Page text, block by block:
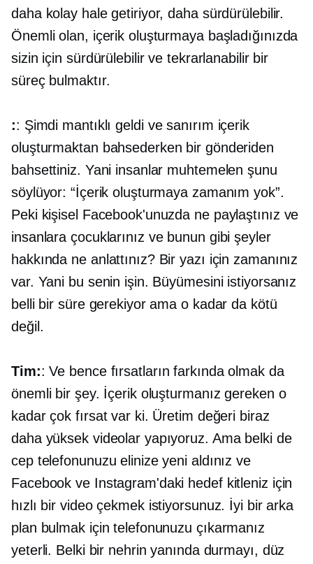
daha kolay hale getiriyor, daha sürdürülebilir.
Önemli olan, içerik oluşturmaya başladığınızda
sizin için sürdürülebilir ve tekrarlanabilir bir
süreç bulmaktır.
:: Şimdi mantıklı geldi ve sanırım içerik
oluşturmaktan bahsederken bir gönderiden
bahsettiniz. Yani insanlar muhtemelen şunu
söylüyor: “İçerik oluşturmaya zamanım yok”.
Peki kişisel Facebook'unuzda ne paylaştınız ve
insanlara çocuklarınız ve bunun gibi şeyler
hakkında ne anlattınız? Bir yazı için zamanınız
var. Yani bu senin işin. Büyümesini istiyorsanız
belli bir süre gerekiyor ama o kadar da kötü
değil.
Tim:: Ve bence fırsatların farkında olmak da
önemli bir şey. İçerik oluşturmanız gereken o
kadar çok fırsat var ki. Üretim değeri biraz
daha yüksek videolar yapıyoruz. Ama belki de
cep telefonunuzu elinize yeni aldınız ve
Facebook ve Instagram'daki hedef kitleniz için
hızlı bir video çekmek istiyorsunuz. İyi bir arka
plan bulmak için telefonunuzu çıkarmanız
yeterli. Belki bir nehrin yanında durmayı, düz